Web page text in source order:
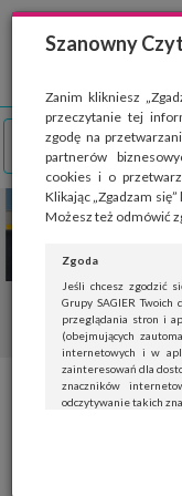
Szanowny
Zanim klikniesz
przeczytanie tej
zgodę na
partnerów
cookies i o
Klikając „Zgadzam
Możesz też odmówić
Zgoda
Jeśli chcesz zgodzić
Grupy SAGIER
przeglądania stron i
(obejmujących
internetowych i w
zainteresowań dla
znaczników
odczytywanie takich
Jeśli nie chcesz
Wyrażenie zgody jest
Strona wykorzystuje pliki
Wyrażając zgodę na
przeglądarki. Przejdź do
Warzywa
w